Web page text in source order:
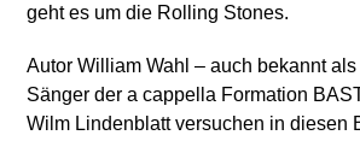
geht es um die Rolling Stones.
Autor William Wahl – auch bekannt
Sänger der a cappella Formation
Wilm Lindenblatt versuchen in diesen